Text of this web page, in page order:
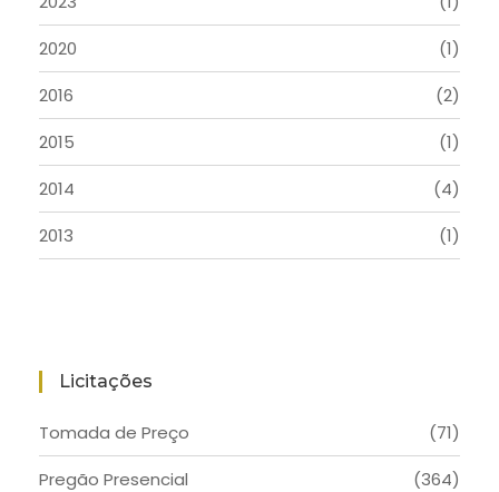
2020
(1)
2016
(2)
2015
(1)
2014
(4)
2013
(1)
Licitações
Tomada de Preço
(71)
Pregão Presencial
(364)